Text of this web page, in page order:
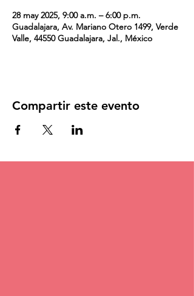
28 may 2025, 9:00 a.m. – 6:00 p.m.
Guadalajara, Av. Mariano Otero 1499, Verde
Valle, 44550 Guadalajara, Jal., México
Compartir este evento